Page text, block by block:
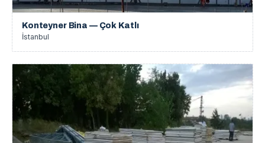
Konteyner Bina — Çok Katlı
İstanbul